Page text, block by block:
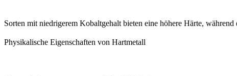
Sorten mit niedrigerem Kobaltgehalt bieten eine höhere Härte,
Physikalische Eigenschaften von Hartmetall